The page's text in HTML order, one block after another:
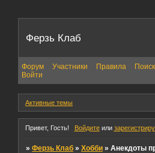
Ферзь Клаб
Форум Участники Правила Поиск
Войти
Активные темы
Привет, Гость! Войдитеили
»Ферзь Клаб »Хобби »Анекдоты